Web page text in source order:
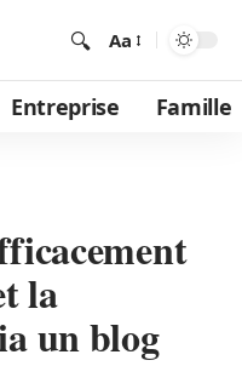
Aa
Entreprise Famille
la
un blog